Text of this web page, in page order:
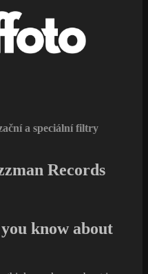
a speciální filtry
Records
know about